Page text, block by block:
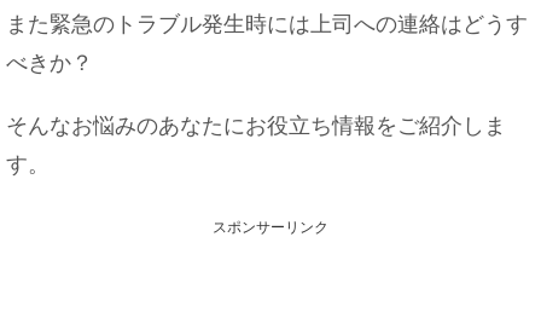
また緊急のトラブル発生時には上司への連絡はどうす
べきか？
そんなお悩みのあなたにお役立ち情報をご紹介しま
す。
スポンサーリンク